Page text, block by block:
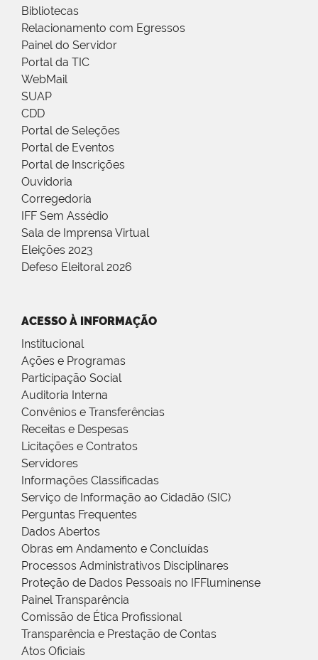
Bibliotecas
Relacionamento com Egressos
Painel do Servidor
Portal da TIC
WebMail
SUAP
CDD
Portal de Seleções
Portal de Eventos
Portal de Inscrições
Ouvidoria
Corregedoria
IFF Sem Assédio
Sala de Imprensa Virtual
Eleições 2023
Defeso Eleitoral 2026
ACESSO À INFORMAÇÃO
Institucional
Ações e Programas
Participação Social
Auditoria Interna
Convênios e Transferências
Receitas e Despesas
Licitações e Contratos
Servidores
Informações Classificadas
Serviço de Informação ao Cidadão (SIC)
Perguntas Frequentes
Dados Abertos
Obras em Andamento e Concluídas
Processos Administrativos Disciplinares
Proteção de Dados Pessoais no IFFluminense
Painel Transparência
Comissão de Ética Profissional
Transparência e Prestação de Contas
Atos Oficiais